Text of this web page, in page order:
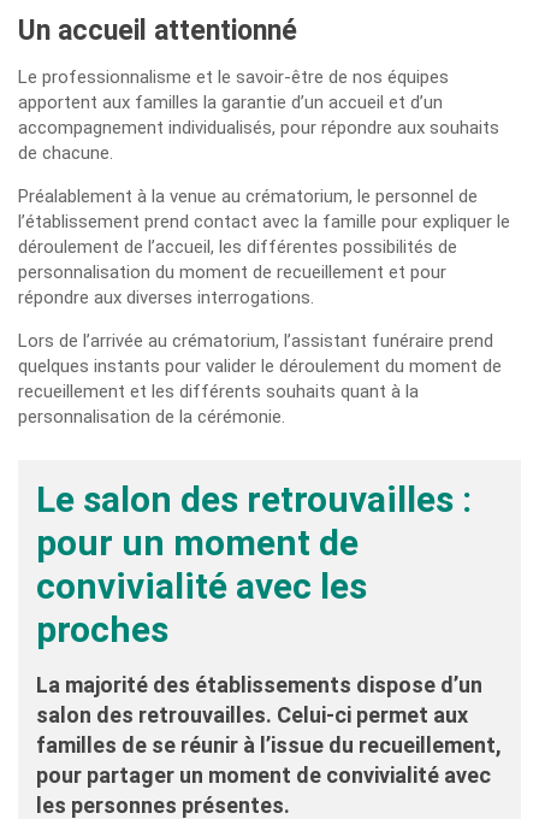
Un accueil attentionné
Le professionnalisme et le savoir-être de nos équipes
apportent aux familles la garantie d’un accueil et d’un
accompagnement individualisés, pour répondre aux souhaits
de chacune.
Préalablement à la venue au crématorium, le personnel de
l’établissement prend contact avec la famille pour expliquer le
déroulement de l’accueil, les différentes possibilités de
personnalisation du moment de recueillement et pour
répondre aux diverses interrogations.
Lors de l’arrivée au crématorium, l’assistant funéraire prend
quelques instants pour valider le déroulement du moment de
recueillement et les différents souhaits quant à la
personnalisation de la cérémonie.
Le salon des retrouvailles :
pour un moment de
convivialité avec les
proches
La majorité des établissements dispose d’un
salon des retrouvailles. Celui-ci permet aux
familles de se réunir à l’issue du recueillement,
pour partager un moment de convivialité avec
les personnes présentes.